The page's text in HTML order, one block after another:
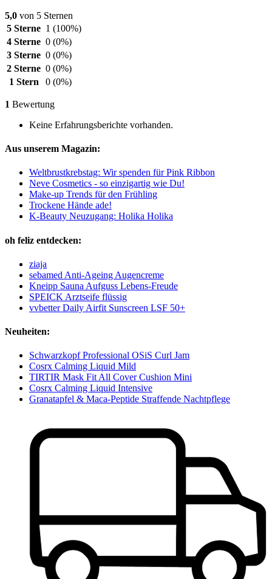
5,0 von 5 Sternen
5 Sterne 1 (100%)
4 Sterne 0 (0%)
3 Sterne 0 (0%)
2 Sterne 0 (0%)
1 Stern
0 (0%)
1 Bewertung
Keine Erfahrungsberichte vorhanden.
Aus unserem Magazin:
Weltbrustkrebstag: Wir spenden für Pink Ribbon
Neve Cosmetics - so einzigartig wie Du!
Make-up Trends für den Frühling
Trockene Hände ade!
K-Beauty Neuzugang: Holika Holika
oh feliz entdecken:
ziaja
sebamed Anti-Ageing Augencreme
Kneipp Sauna Aufguss Lebens-Freude
SPEICK Arztseife flüssig
vvbetter Daily Airfit Sunscreen LSF 50+
Neuheiten:
Schwarzkopf Professional OSiS Curl Jam
Cosrx Calming Liquid Mild
TIRTIR Mask Fit All Cover Cushion Mini
Cosrx Calming Liquid Intensive
Granatapfel & Maca-Peptide Straffende Nachtpflege